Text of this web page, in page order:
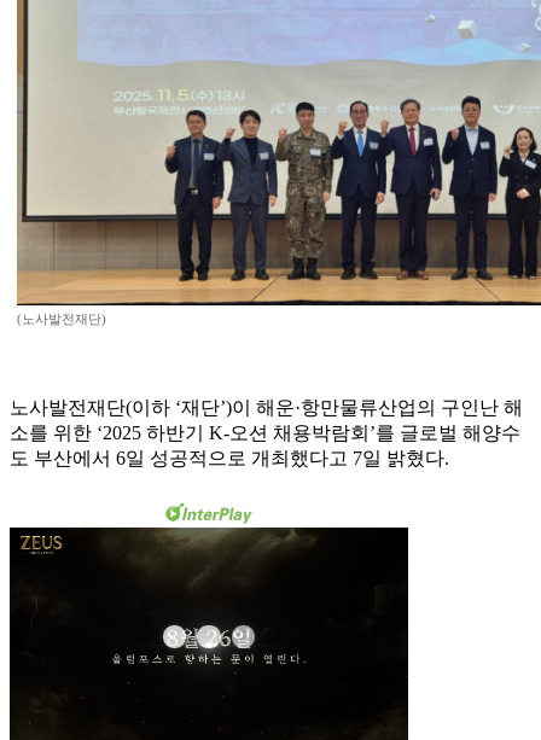
(노사발전재단)
노사발전재단(이하 ‘재단’)이 해운·항만물류산업의 구인난 해
소를 위한 ‘2025 하반기 K-오션 채용박람회’를 글로벌 해양수
도 부산에서 6일 성공적으로 개최했다고 7일 밝혔다.